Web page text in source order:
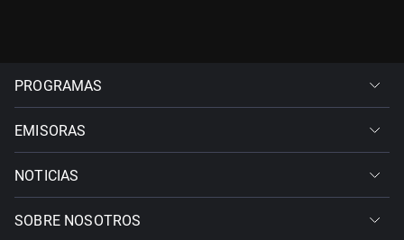
PROGRAMAS
EMISORAS
NOTICIAS
SOBRE NOSOTROS